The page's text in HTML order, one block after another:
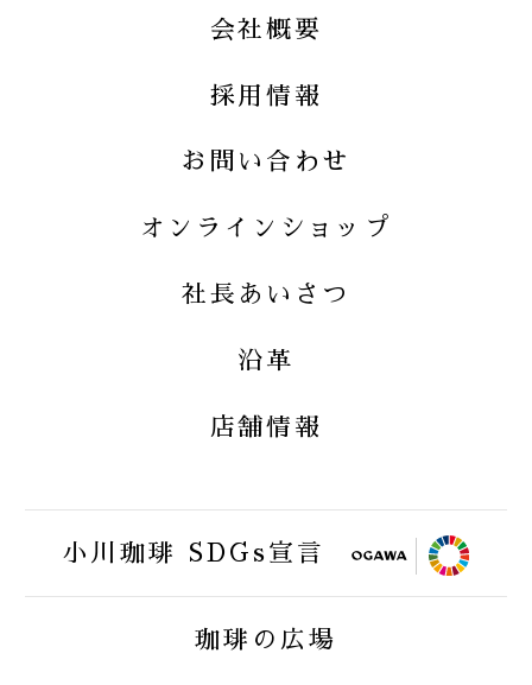
会社概要
採用情報
小川珈琲株式会社
株式会社小川珈琲クリエイツ
お問い合わせ
オンラインショップ
小川珈琲オンラインショップ
OGAWA COFFEE LABORATORY O
小川珈琲業務用オンラインショップ
社長あいさつ
沿革
店舗情報
小川珈琲 SDGs宣言
FAIRTRAID
珈琲の広場